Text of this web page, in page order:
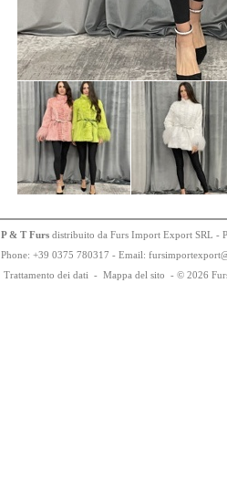
P & T Furs distribuito da Furs Import Export SRL -
Phone: +39 0375 780317 - Email: fursimportexport
Trattamento dei dati - Mappa del sito - © 2026